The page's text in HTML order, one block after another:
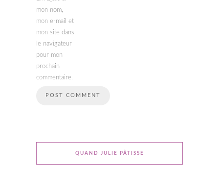
mon nom,
mon e-mail et
mon site dans
le navigateur
pour mon
prochain
commentaire.
QUAND JULIE PÂTISSE